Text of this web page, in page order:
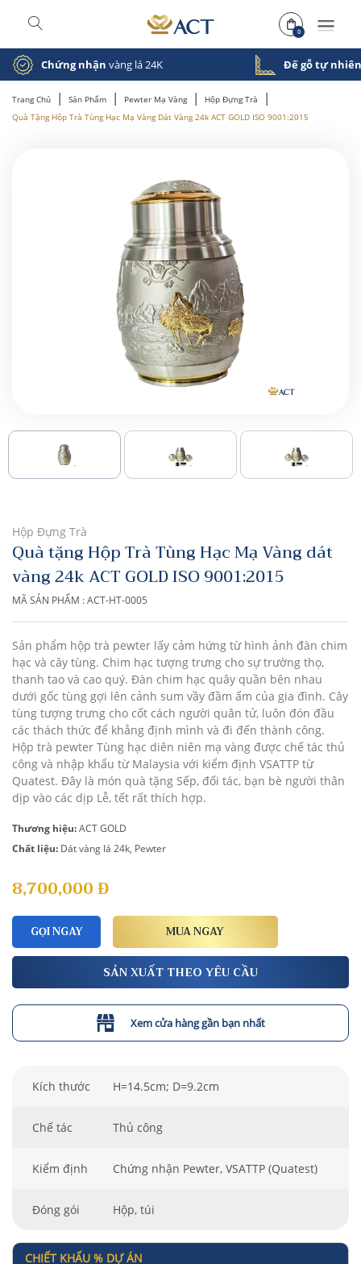
0
Chứng nhận vàng lá 24K Đế gỗ tự
Trang Chủ | Sản Phẩm | Pewter Mạ Vàng | Hộp Đựng Trà |
Quà Tặng Hộp Trà Tùng Hạc Mạ Vàng Dát Vàng 24k ACT GOLD ISO 9001:2015
Hộp Đựng Trà
Quà tặng Hộp Trà Tùng Hạc Mạ Vàng dát
vàng 24k ACT GOLD ISO 9001:2015
MÃ SẢN PHẨM : ACT-HT-0005
Sản phẩm hộp trà pewter lấy cảm hứng từ hình ảnh đàn chim
hạc và cây tùng. Chim hạc tượng trưng cho sự trường thọ,
thanh tao và cao quý. Đàn chim hạc quây quần bên nhau
dưới gốc tùng gợi lên cảnh sum vầy đầm ấm của gia đình. Cây
tùng tượng trưng cho cốt cách người quân tử, luôn đón đầu
các thách thức để khẳng định mình và đi đến thành công.
Hộp trà pewter Tùng hạc diên niên mạ vàng được chế tác thủ
công và nhập khẩu từ Malaysia với kiểm định VSATTP từ
Quatest. Đây là món quà tặng Sếp, đối tác, bạn bè người thân
dịp vào các dịp Lễ, tết rất thích hợp.
Thương hiệu:ACT GOLD
Chất liệu: Dát vàng lá 24k, Pewter
8,700,000Đ
GỌI NGAY MUA NGAY
SẢN XUẤT THEO YÊU CẦU
Xem cửa hàng gần bạn nhất
Kích thước H=14.5cm; D=9.2cm
Chế tác Thủ công
Kiểm định Chứng nhận Pewter, VSATTP (Quatest)
Đóng gói Hộp, túi
CHIẾT KHẤU % DỰ ÁN